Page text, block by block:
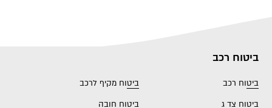
ביטוח רכב
ביטוח רכב
ביטוח מקיף לרכב
ביטוח צד ג
ביטוח חובה